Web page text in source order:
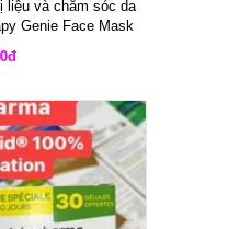
liệu và chăm sóc da
Genie Face Mask